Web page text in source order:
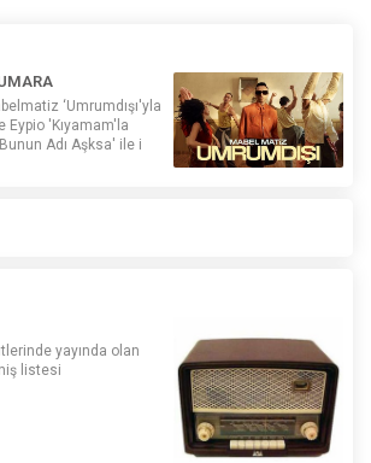
‘Umrumdışı'yla
Eypio 'Kıyamam'la
Adı Aşksa' ile i
yayında olan
listesi